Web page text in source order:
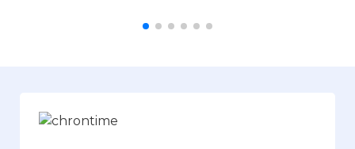
Венецию, где Джованни впоследствии